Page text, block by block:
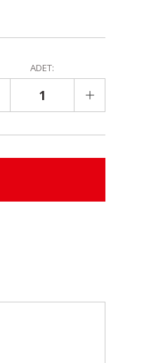
ADET: